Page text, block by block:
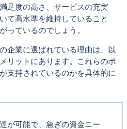
足度の高さ、サービスの充実
て高水準を維持していること
っているのでしょう。
企業に選ばれている理由は、以
リットにあります。これらのポ
支持されているのかを具体的に
が可能で、急ぎの資金ニー